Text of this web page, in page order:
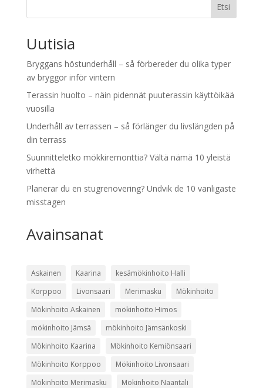
Etsi
Uutisia
Bryggans höstunderhåll – så förbereder du olika typer
av bryggor inför vintern
Terassin huolto – näin pidennät puuterassin käyttöikää
vuosilla
Underhåll av terrassen – så förlänger du livslängden på
din terrass
Suunnitteletko mökkiremonttia? Vältä nämä 10 yleistä
virhettä
Planerar du en stugrenovering? Undvik de 10 vanligaste
misstagen
Avainsanat
Askainen Kaarina
kesämökinhoito Halli
Korppoo
Livonsaari Merimasku
Mökinhoito
Mökinhoito Askainen
mökinhoito Himos
mökinhoito Jämsä
mökinhoito Jämsänkoski
Mökinhoito Kaarina
Mökinhoito Kemiönsaari
Mökinhoito Korppoo
Mökinhoito Livonsaari
Mökinhoito Merimasku
Mökinhoito Naantali